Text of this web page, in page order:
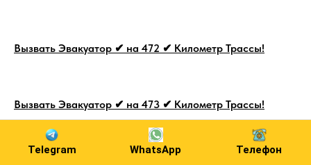
Telegram WhatsApp Телефон
Вызвать Эвакуатор ✔ на 472 ✔ Километр Трассы!
Вызвать Эвакуатор ✔ на 473 ✔ Километр Трассы!